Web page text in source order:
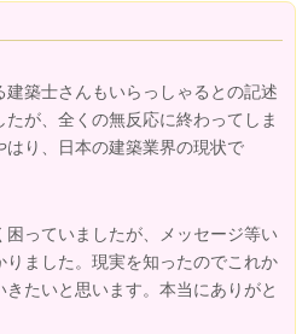
築士さんもいらっしゃるとの記述
が、全くの無反応に終わってしま
り、日本の建築業界の現状で
っていましたが、メッセージ等い
ました。現実を知ったのでこれか
たいと思います。本当にありがと